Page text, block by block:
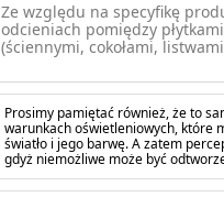
Ze względu na specyfikę
odcieniach pomiędzy
(ściennymi, cokołami,
Prosimy pamiętać również, że to
warunkach oświetleniowych, które
światło i jego barwę. A zatem
gdyż niemożliwe może być